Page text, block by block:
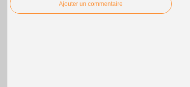
Ajouter un commentaire